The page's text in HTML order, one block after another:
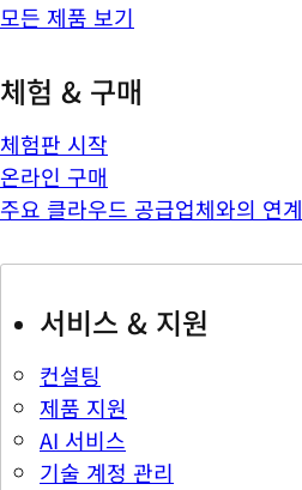
모든 제품 보기
체험 & 구매
체험판 시작
온라인 구매
주요 클라우드 공급업체와의 연계
서비스 & 지원
컨설팅
제품 지원
AI 서비스
기술 계정 관리